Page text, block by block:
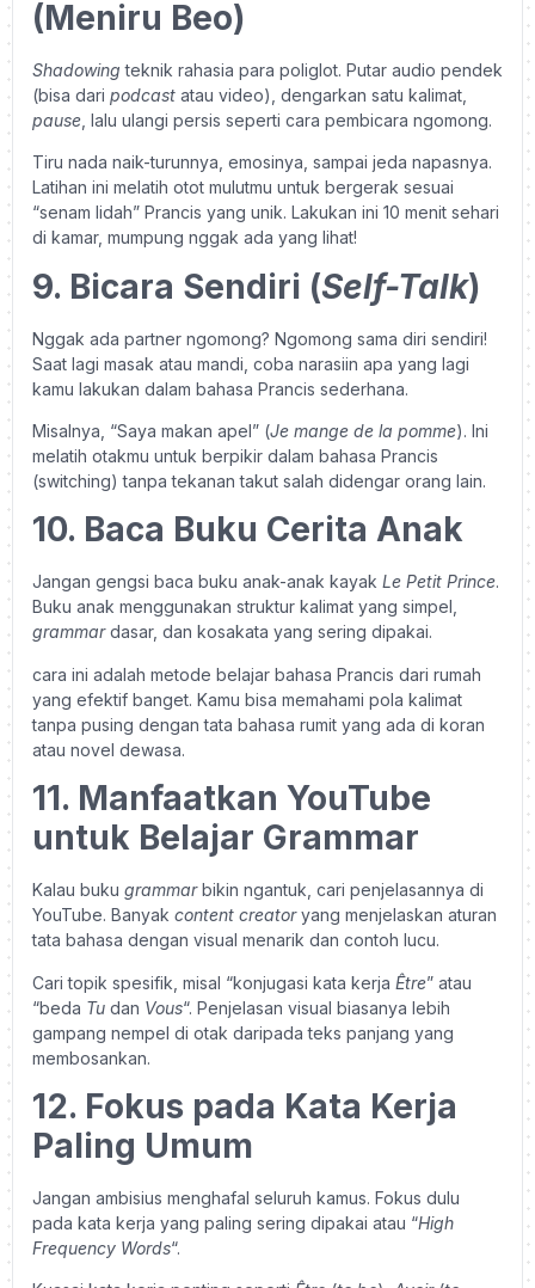
(Meniru Beo)
Shadowing teknik rahasia para poliglot. Putar audio pendek
(bisa dari podcast atau video), dengarkan satu kalimat,
pause , lalu ulangi persis seperti cara pembicara ngomong.
Tiru nada naik-turunnya, emosinya, sampai jeda napasnya.
Latihan ini melatih otot mulutmu untuk bergerak sesuai
“senam lidah” Prancis yang unik. Lakukan ini 10 menit sehari
di kamar, mumpung nggak ada yang lihat!
9. Bicara Sendiri (Self-Talk)
Nggak ada partner ngomong? Ngomong sama diri sendiri!
Saat lagi masak atau mandi, coba narasiin apa yang lagi
kamu lakukan dalam bahasa Prancis sederhana.
Misalnya, “Saya makan apel” (Je mange de la pomme). Ini
melatih otakmu untuk berpikir dalam bahasa Prancis
(switching) tanpa tekanan takut salah didengar orang lain.
10. Baca Buku Cerita Anak
Jangan gengsi baca buku anak-anak kayak Le Petit Prince.
Buku anak menggunakan struktur kalimat yang simpel,
grammardasar, dan kosakata yang sering dipakai.
cara ini adalah metode belajar bahasa Prancis dari rumah
yang efektif banget. Kamu bisa memahami pola kalimat
tanpa pusing dengan tata bahasa rumit yang ada di koran
atau novel dewasa.
11. Manfaatkan YouTube
untuk Belajar Grammar
Kalau buku grammarbikin ngantuk, cari penjelasannya di
YouTube. Banyak content creatoryang menjelaskan aturan
tata bahasa dengan visual menarik dan contoh lucu.
Cari topik spesifik, misal “konjugasi kata kerja Être” atau
“beda Tu dan Vous“. Penjelasan visual biasanya lebih
gampang nempel di otak daripada teks panjang yang
membosankan.
12. Fokus pada Kata Kerja
Paling Umum
Jangan ambisius menghafal seluruh kamus. Fokus dulu
pada kata kerja yang paling sering dipakai atau “High
Frequency Words“.